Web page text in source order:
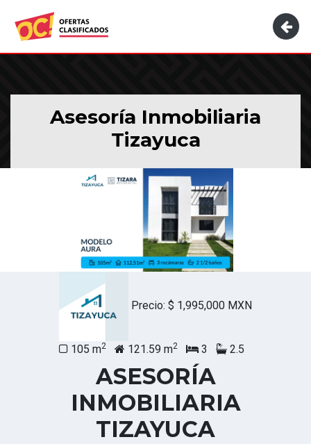
Asesoría Inmobiliaria
Tizayuca
Precio: $ 1,995,000 MXN
105 m2 121.59 m2 3 2.5
ASESORÍA
INMOBILIARIA
TIZAYUCA